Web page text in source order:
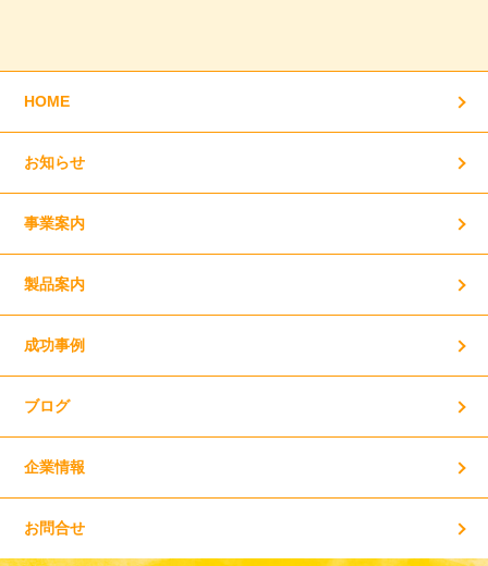
HOME
お知らせ
事業案内
製品案内
成功事例
ブログ
企業情報
お問合せ